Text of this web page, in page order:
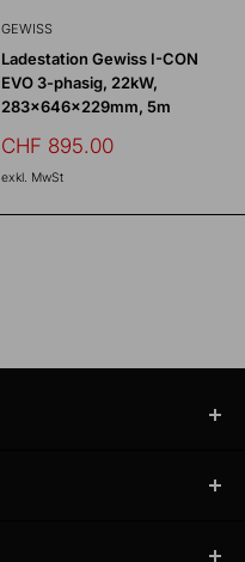
GEWISS
Ladestation Gewiss I-CON
EVO 3-phasig, 22kW,
283×646×229mm, 5m
Prix
CHF 895.00
exkl. MwSt